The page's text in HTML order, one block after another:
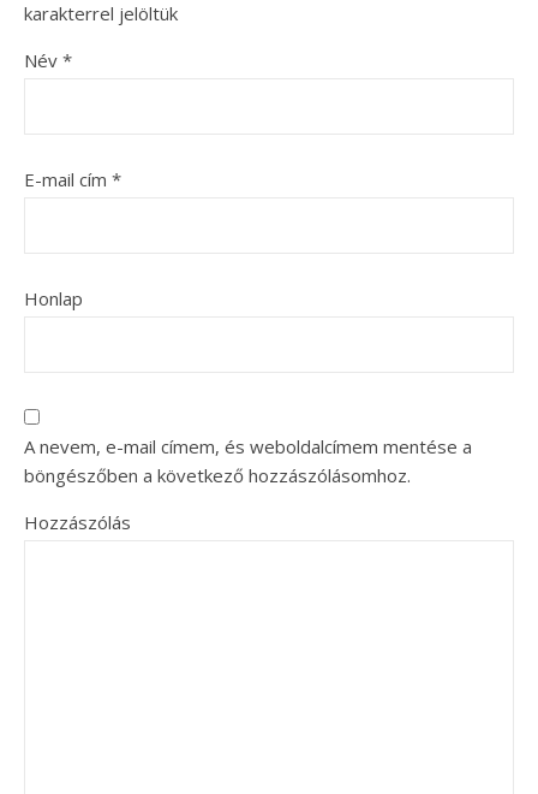
karakterrel jelöltük
Név *
E-mail cím *
Honlap
A nevem, e-mail címem, és weboldalcímem mentése a
böngészőben a következő hozzászólásomhoz.
Hozzászólás